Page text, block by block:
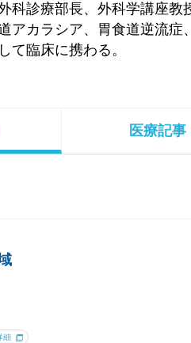
科診療部長、外科学講座
アカラシア、胃食道逆流
て臨床に携わる。
医療記事
細